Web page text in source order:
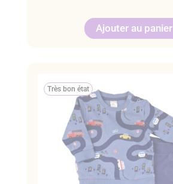
Ajouter au panier
Très bon état